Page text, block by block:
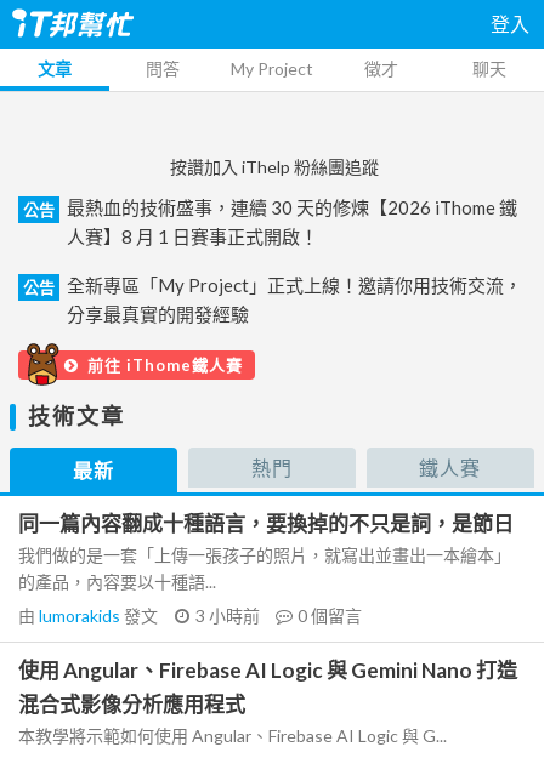
登入
文章 問答 My Project 徵才 聊天
按讚加入 iThelp 粉絲團追蹤
公告
最熱血的技術盛事，連續 30 天的修煉【2026 iThome 鐵
人賽】8 月 1 日賽事正式開啟！
公告
全新專區「My Project」正式上線！邀請你用技術交流，
分享最真實的開發經驗
前往 iThome鐵人賽
技術文章
最新 熱門 鐵人賽
同一篇內容翻成十種語言，要換掉的不只是詞，是節日
我們做的是一套「上傳一張孩子的照片，就寫出並畫出一本繪本」
的產品，內容要以十種語...
由 lumorakids 發文 3 小時前 0個留言
使用 Angular、Firebase AI Logic 與 Gemini Nano 打造
混合式影像分析應用程式
本教學將示範如何使用 Angular、Firebase AI Logic 與 G...